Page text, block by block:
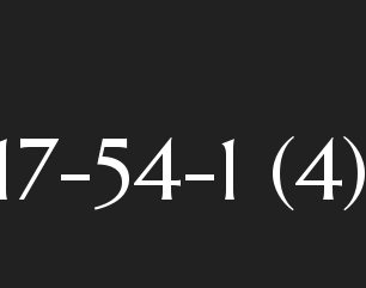
54-1 (4)